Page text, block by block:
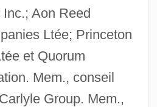
Aon Reed
Ltée; Princeton
et Quorum
Mem., conseil
Group. Mem.,
Webster